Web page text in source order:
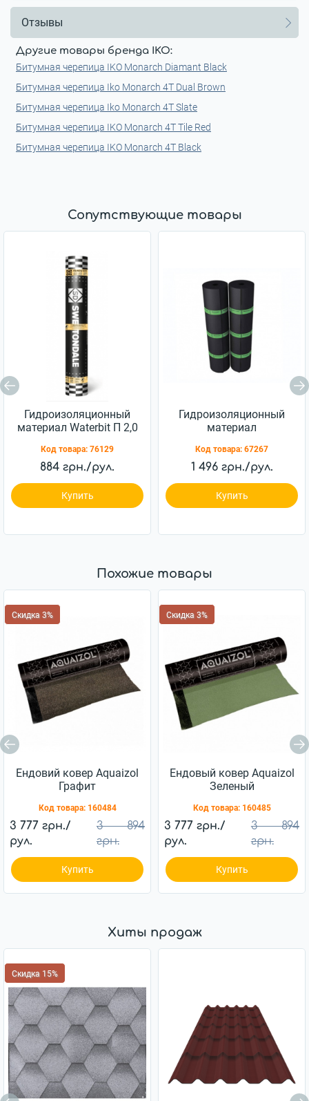
Отзывы
Другие товары бренда IKO:
Битумная черепица IKO Monarch Diamant Black
Битумная черепица Iko Monarch 4T Dual Brown
Битумная черепица Iko Monarch 4T Slate
Битумная черепица IKO Monarch 4T Tile Red
Битумная черепица IKO Monarch 4T Black
Сопутствующие товары
Гидроизоляционный
материал Waterbit П 2,0
Код товара: 76129
884 грн./рул.
Купить
Гидроизоляционный
материал
Код товара: 67267
1 496 грн./рул.
Купить
Похожие товары
Скидка 3%
Ендовий ковер Aquaizol
Графит
Код товара: 160484
3 777 грн./
рул.
3 894
грн.
Купить
Скидка 3%
Ендовый ковер Aquaizol
Зеленый
Код товара: 160485
3 777 грн./
рул.
3 894
грн.
Купить
Хиты продаж
Скидка 15%